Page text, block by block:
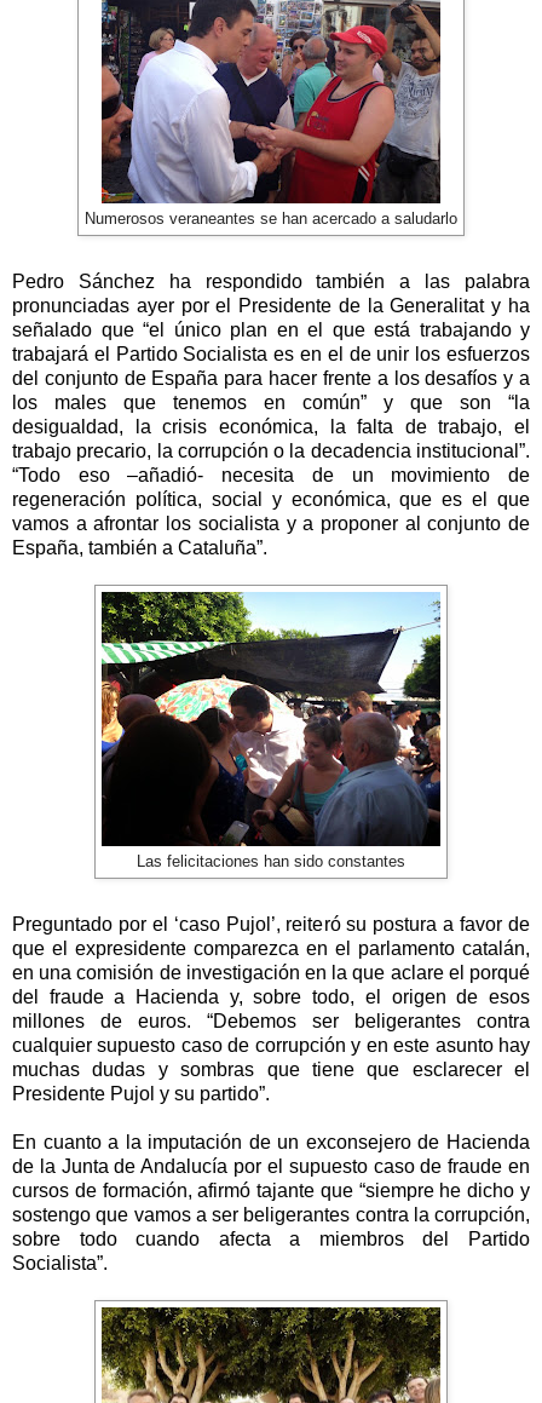
Numerosos veraneantes se han acercado a saludarlo
Pedro Sánchez ha respondido también a las palabra
pronunciadas ayer por el Presidente de la Generalitaty ha
señalado que “el único plan en el que está trabajando y
trabajará el Partido Socialista es en el de unir los esfuerzos
del conjunto de España para hacer frente a los desafíos y a
los males que tenemos en común” y que son “la
desigualdad, la crisis económica, la falta de trabajo, el
trabajo precario, la corrupción o la decadencia institucional”.
“Todo eso –añadió- necesita de un movimiento de
regeneración política, social y económica, que es el que
vamos a afrontar los socialista y a proponer al conjunto de
España, también a Cataluña”.
Las felicitaciones han sido constantes
Preguntado por el ‘caso Pujol’, reiteró su postura a favor de
que el expresidente comparezca en el parlamento catalán,
en una comisión de investigación en la que aclare el porqué
del fraude a Hacienda y, sobre todo, el origen de esos
millones de euros. “Debemos ser beligerantes contra
cualquier supuesto caso de corrupción y en este asunto hay
muchas dudas y sombras que tiene que esclarecer el
Presidente Pujol y su partido”.
En cuanto a la imputación de un exconsejero de Hacienda
de la Junta de Andalucía por el supuesto caso de fraude en
cursos de formación, afirmó tajante que “siempre he dicho y
sostengo que vamos a ser beligerantes contra la corrupción,
sobre todo cuando afecta a miembros del Partido
Socialista”.